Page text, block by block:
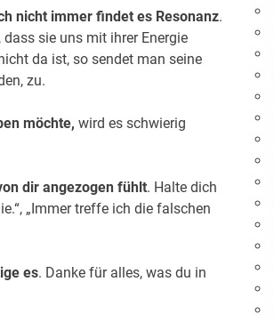
nicht immer findet es Resonanz.
sie uns mit ihrer Energie
da ist, so sendet man seine
zu.
möchte, wird es schwierig
dir angezogen fühlt. Halte dich
„Immer treffe ich die falschen
es. Danke für alles, was du in